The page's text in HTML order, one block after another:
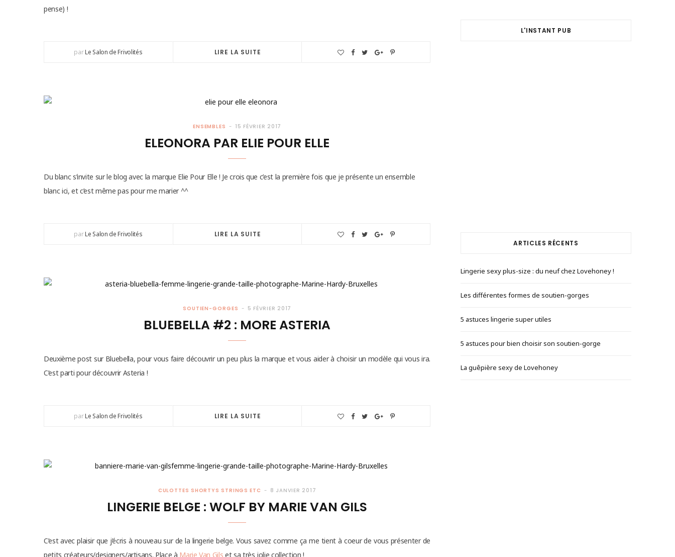
pense) !
parLe Salon de Frivolités LIRE LA SUITE
ENSEMBLES 15 FÉVRIER 2017
ELEONORA PAR ELIE POUR ELLE
Du blanc s’invite sur le blog avec la marque Elie Pour Elle ! Je crois que c’est la première fois que je présente un ensemble
blanc ici, et c’est même pas pour me marier ^^
parLe Salon de Frivolités LIRE LA SUITE
SOUTIEN-GORGES 5 FÉVRIER 2017
BLUEBELLA #2 : MORE ASTERIA
Deuxième post sur Bluebella, pour vous faire découvrir un peu plus la marque et vous aider à choisir un modèle qui vous ira.
C’est parti pour découvrir Asteria !
parLe Salon de Frivolités LIRE LA SUITE
CULOTTES SHORTYS STRINGS ETC 8 JANVIER 2017
LINGERIE BELGE : WOLF BY MARIE VAN GILS
C’est avec plaisir que j’écris à nouveau sur de la lingerie belge. Vous savez comme ça me tient à coeur de vous présenter de
petits créateurs/designers/artisans. Place à Marie Van Gils et sa très jolie collection !
L'INSTANT PUB
ARTICLES RÉCENTS
Lingerie sexy plus-size : du neuf chez Lovehoney !
Les différentes formes de soutien-gorges
5 astuces lingerie super utiles
5 astuces pour bien choisir son soutien-gorge
La guêpière sexy de Lovehoney